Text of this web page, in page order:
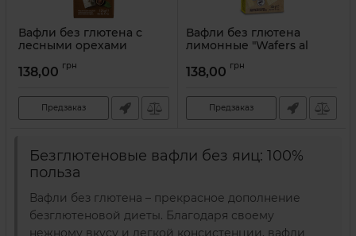
Вафли без глютена с
лесными орехами
Schar 125 г
138,00 грн
Предзаказ
Вафли без глютена
лимонные "Wafers al
Артикул: 8008698012956
138,00 грн
Предзаказ
Безглютеновые вафли без яиц: 100%
польза
Вафли без глютена – прекрасное дополнение
безглютеновой диеты. Благодаря своему
нежному вкусу и легкой консистенции, вафли